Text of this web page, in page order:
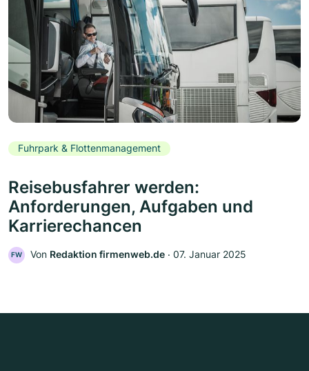
Fuhrpark & Flottenmanagement
Reisebusfahrer werden:
Anforderungen, Aufgaben und
Karrierechancen
FW Von Redaktion firmenweb.de ‧ 07. Januar 2025